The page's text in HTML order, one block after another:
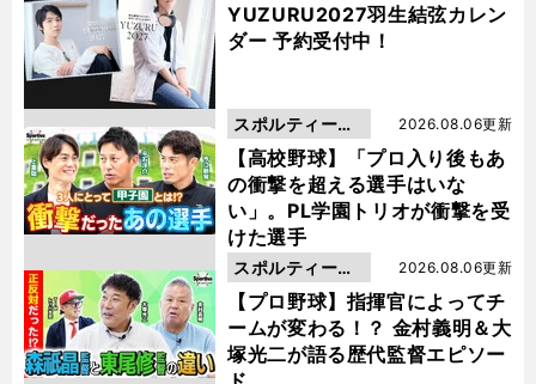
YUZURU2027羽生結弦カレン
ダー 予約受付中！
【高校野球】「プロ入り後もあ
の衝撃を超える選手はいな
い」。PL学園トリオが衝撃を受
けた選手
2026.08.06更新
スポルティーバ
動画
【プロ野球】指揮官によってチ
ームが変わる！？ 金村義明＆大
塚光二が語る歴代監督エピソー
2026.08.06更新
スポルティーバ
動画